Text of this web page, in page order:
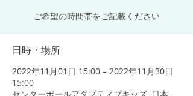
ご希望の時間帯をご記載ください
日時・場所
2022年11月01日 15:00 – 2022年11月30日
15:00